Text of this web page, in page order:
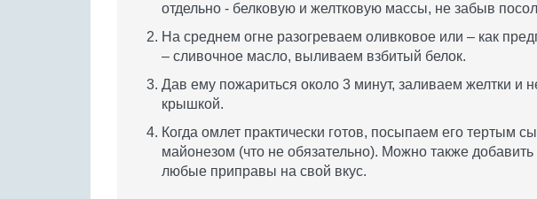
отдельно - белковую и желтковую массы, не забыв
На среднем огне разогреваем оливковое или – как
– сливочное масло, выливаем взбитый белок.
Дав ему пожариться около 3 минут, заливаем желтки и
крышкой.
Когда омлет практически готов, посыпаем его тертым
майонезом (что не обязательно). Можно также
любые приправы на свой вкус.